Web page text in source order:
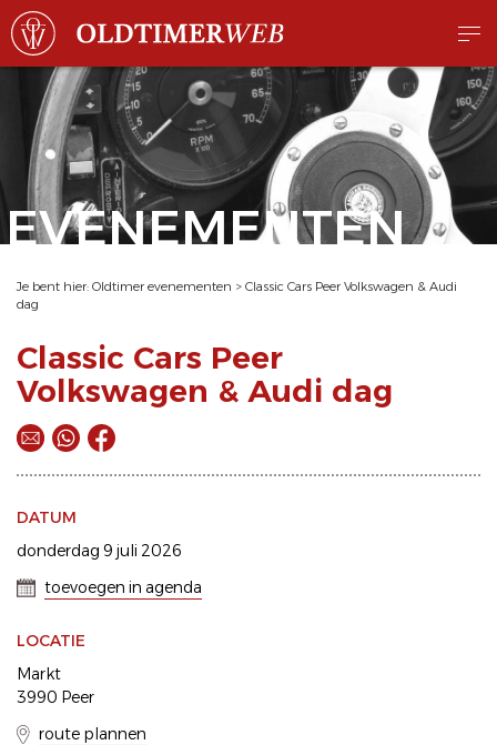
EVENEMENTEN
Je bent hier: Oldtimer evenementen > Classic Cars Peer Volkswagen & Audi
dag
Classic Cars Peer
Volkswagen & Audi dag
DATUM
donderdag 9 juli 2026
toevoegen in agenda
LOCATIE
Markt
3990 Peer
route plannen